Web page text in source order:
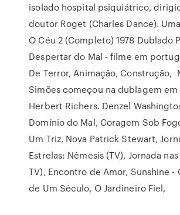
isolado hospital psiquiátrico,
doutor Roget (Charles Dance).
O Céu 2 (Completo) 1978 Dublado
Despertar do Mal - filme em
De Terror, Animação, Construção,
Simões começou na dublagem em
Herbert Richers. Denzel
Domínio do Mal, Coragem Sob
Um Triz, Nova Patrick Stewart,
Estrelas: Nêmesis (TV), Jornada
TV), Encontro de Amor, Sunshine -
de Um Século, O Jardineiro Fiel,